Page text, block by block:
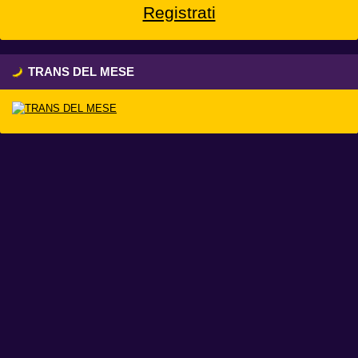
Registrati
TRANS DEL MESE